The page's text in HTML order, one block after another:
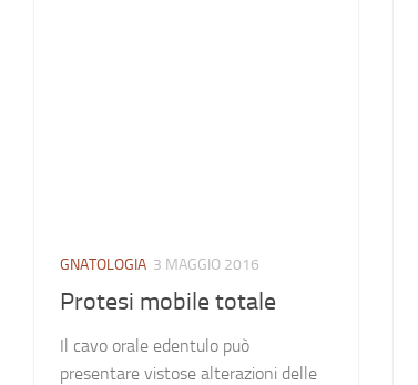
GNATOLOGIA 3 MAGGIO 2016
Protesi mobile totale
Il cavo orale edentulo può
presentare vistose alterazioni delle